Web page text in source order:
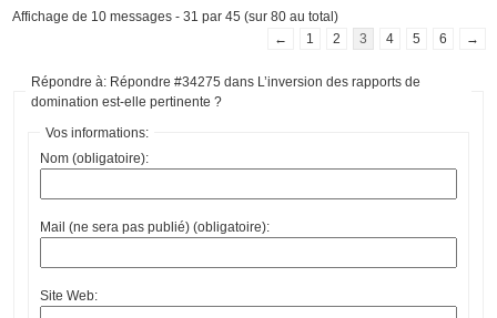
Affichage de 10 messages - 31 par 45 (sur 80 au total)
←
1 2 3 4 5 6 →
Répondre à: Répondre #34275 dans L’inversion des rapports de
domination est-elle pertinente ?
Vos informations:
Nom (obligatoire):
Mail (ne sera pas publié) (obligatoire):
Site Web: